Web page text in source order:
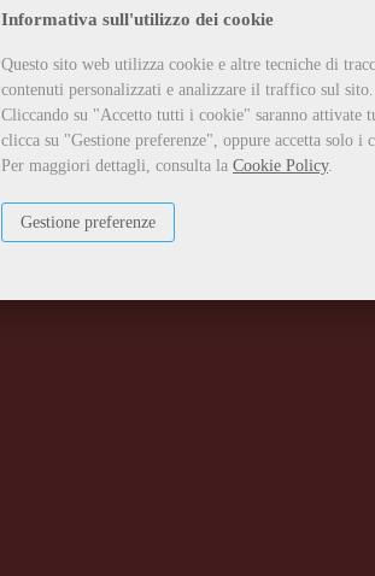
Informativa sull'utilizzo dei cookie
Questo sito web utilizza cookie e altre tecniche di
contenuti personalizzati e analizzare il traffico sul sito.
Cliccando su "Accetto tutti i cookie" saranno attivate
clicca su "Gestione preferenze", oppure accetta solo
Per maggiori dettagli, consulta la Cookie Policy.
Gestione preferenze